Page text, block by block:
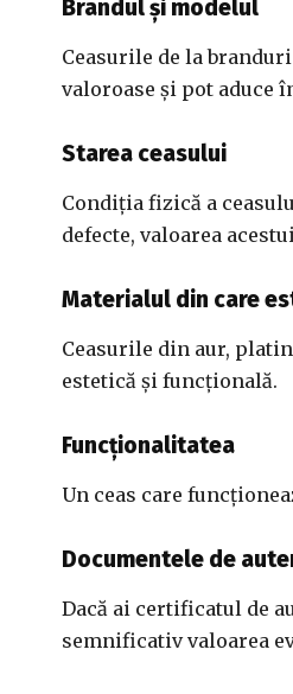
Brandul și modelul
Ceasurile de la
valoroase și pot aduce
Starea ceasului
Condiția fizică a
defecte, valoarea
Materialul din care
Ceasurile din aur,
estetică și funcțională.
Funcționalitatea
Un ceas care
Documentele de
Dacă ai certificatul de
semnificativ valoarea